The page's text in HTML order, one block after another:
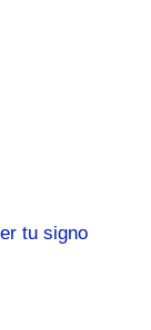
tu signo